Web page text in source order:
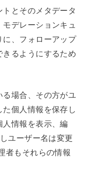
とそのメタデータ
デレーションキュ
に、フォローアップ
るようにするため
る場合、その方がユ
個人情報を保存し
人情報を表示、編
ユーザー名は変更
者もそれらの情報